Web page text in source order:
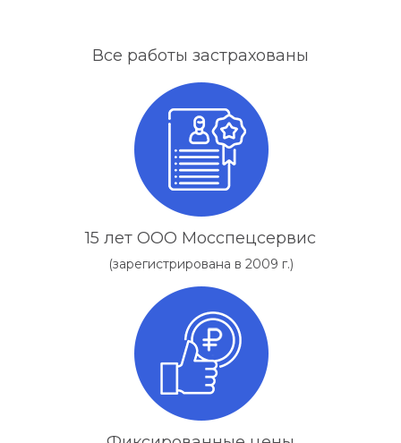
Все работы застрахованы
15 лет ООО Мосспецсервис
(зарегистрирована в 2009 г.)